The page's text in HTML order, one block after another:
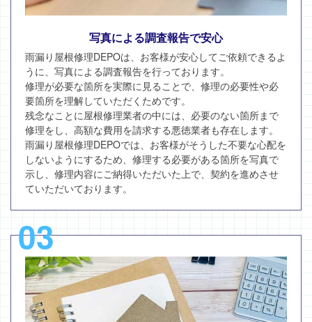
写真による調査報告で安心
雨漏り屋根修理DEPOは、お客様が安心してご依頼できるよ
うに、写真による調査報告を行っております。
修理が必要な箇所を実際に見ることで、修理の必要性や必
要箇所を理解していただくためです。
残念なことに屋根修理業者の中には、必要のない箇所まで
修理をし、高額な費用を請求する悪徳業者も存在します。
雨漏り屋根修理DEPOでは、お客様がそうした不要な心配を
しないようにするため、修理する必要がある箇所を写真で
示し、修理内容にご納得いただいた上で、契約を進めさせ
ていただいております。
03